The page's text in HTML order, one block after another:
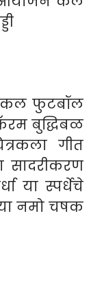
फुटबॉल
बुद्धिबळ
गीत
सादरीकरण
या स्पर्धेचे
नमो चषक